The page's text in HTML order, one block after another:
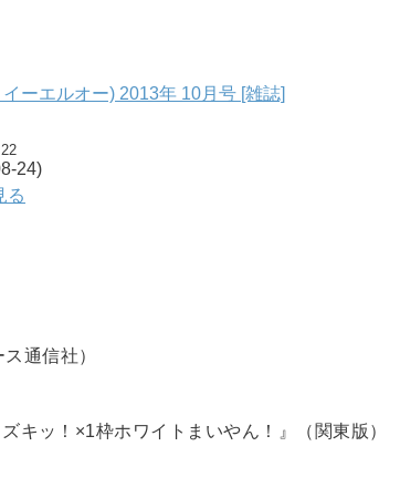
ーエルオー) 2013年 10月号 [雑誌]
24)
る
通信社）
キッ！×1枠ホワイトまいやん！』（関東版）